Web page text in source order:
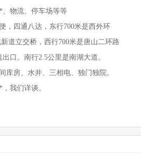
物流、停车场等等
，四通八达，东行700米是西外环
道立交桥，西行700米是唐山二环路
口。南行2.5公里是南湖大道。
库房、水井、三相电、独门独院。
我们详谈。